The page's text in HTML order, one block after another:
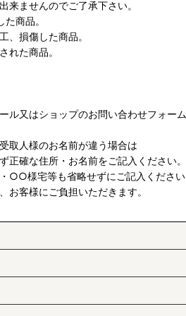
来ませんのでご了承下さい。
商品。
、損傷した商品。
れた商品。
ル又はショップのお問い合わせフォー
取人様のお名前が違う場合は
正確な住所・お名前をご記入ください。
○○様宅等も省略せずにご記入ください
お客様にご負担いただきます。